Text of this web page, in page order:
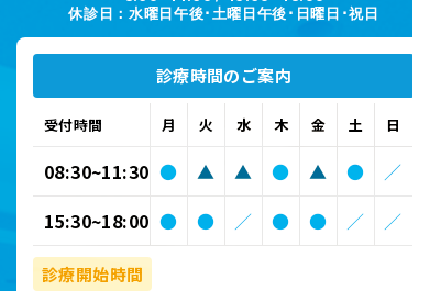
休診日：水曜日午後･土曜日午後･日曜日･祝日
診療時間のご案内
受付時間 月 火 水 木 金 土 日
08:30~11:30 ● ▲ ▲ ● ▲ ●
／
15:30~18:00 ● ● ／ ● ● ／ ／
診療開始時間